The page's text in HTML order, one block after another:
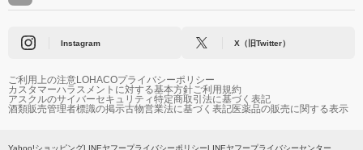
Instagram X（旧Twitter）
ご利用上の注意LOHACOプライバシーポリシー
カスタマーハラスメントに対する基本方針ご利用規約
アスクルのサイバーセキュリティ特定商取引法に基づく表記
酒類販売管理者標識の掲示古物営業法に基づく表記医薬品の販売に関する表示